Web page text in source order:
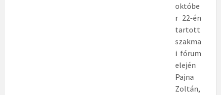
októbe
r 22-én
tartott
szakma
i fórum
elején
Pajna
Zoltán,